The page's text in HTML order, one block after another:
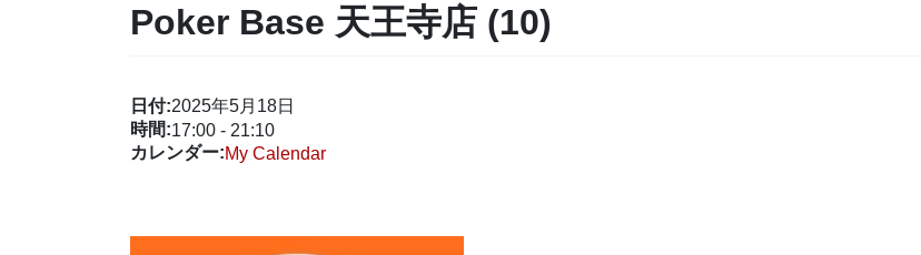
Poker Base 天王寺店 (10)
日付:2025年5月18日
時間:17:00 - 21:10
カレンダー:My Calendar